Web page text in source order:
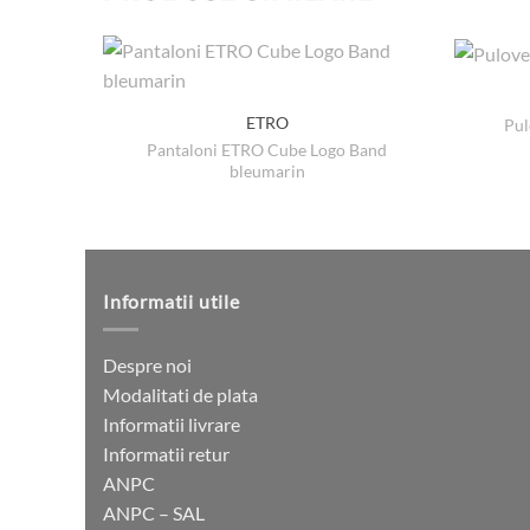
ETRO
Pantaloni ETRO Cube Logo Band
bleumarin
Informatii utile
Despre noi
Modalitati de plata
Informatii livrare
Informatii retur
ANPC
ANPC – SAL